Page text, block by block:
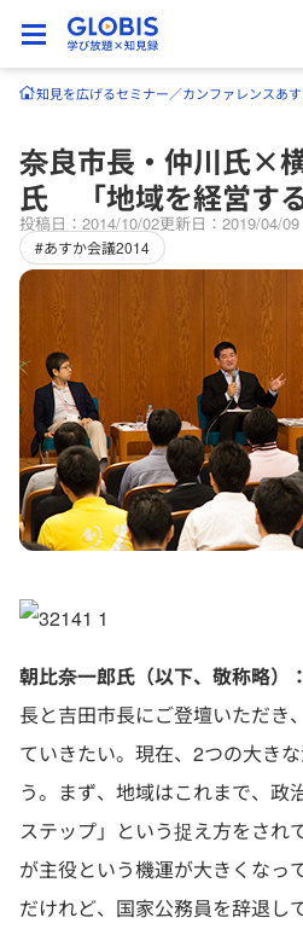
知見を広げるセミナー／カンファレンスあ
奈良市長・仲川氏×
氏 「地域を経営す
投稿日：2014/10/02更新日：2019/04/09
#あすか会議2014
朝比奈一郎氏（以下、敬称略）：
長と吉田市長にご登壇いただき
ていきたい。現在、2つの大き
う。まず、地域はこれまで、政
ステップ」という捉え方をされ
が主役という機運が大きくなっ
だけれど、国家公務員を辞退し